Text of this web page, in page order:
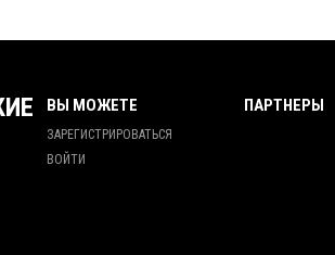
ВЫ МОЖЕТЕ
ЗАРЕГИСТРИРОВАТЬСЯ
ВОЙТИ
ПАРТНЕРЫ